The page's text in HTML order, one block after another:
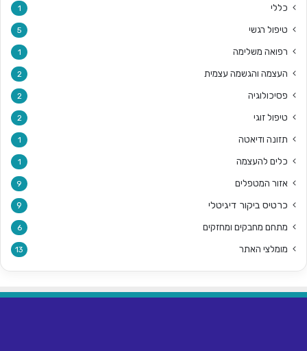
כללי 1
טיפול רגשי 5
רפואה משלימה 1
העצמה והגשמה עצמית 2
פסיכולוגיה 2
טיפול זוגי 2
תזונה ודיאטה 1
כלים להעצמה 1
אזור המטפלים 9
כרטיס ביקור דיגיטלי 9
מתחם מחבקים ומחזקים 6
מומלצי האתר 13